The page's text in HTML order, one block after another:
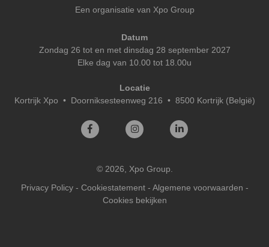
Een organisatie van Xpo Group
Datum
Zondag 26 tot en met dinsdag 28 september 2027
Elke dag van 10.00 tot 18.00u
Locatie
Kortrijk Xpo • Doorniksesteenweg 216 • 8500 Kortrijk (België)
© 2026, Xpo Group.
Privacy Policy- Cookiestatement- Algemene voorwaarden -
Cookies bekijken